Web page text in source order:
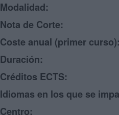
Modalidad:
Nota de Corte:
Coste anual (primer curso):
Duración:
Créditos ECTS:
Idiomas en los que se
Centro: